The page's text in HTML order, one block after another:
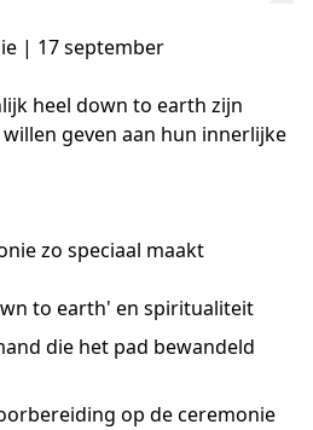
| 17 september
heel down to earth zijn
geven aan hun innerlijke
zo speciaal maakt
to earth' en spiritualiteit
die het pad bewandeld
op de ceremonie